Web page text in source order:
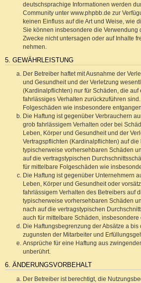
deutschsprachige Informationen werden
Community unter www.phpbb.de zur
keinen Einfluss auf die Art und Weise, wie
Sie können insbesondere die Verwendung
Zwecke nicht untersagen oder auf Inhalte
nehmen.
5. GEWÄHRLEISTUNG
Der Betreiber haftet mit Ausnahme der
und Gesundheit und der Verletzung
(Kardinalpflichten) nur für Schäden, die
fahrlässiges Verhalten zurückzuführen
Folgeschäden wie insbesondere
Die Haftung ist gegenüber Verbrauchern
grob fahrlässigem Verhalten oder bei
Leben, Körper und Gesundheit und der
Vertragspflichten (Kardinalpflichten) auf die
typischerweise vorhersehbaren Schäden
auf die vertragstypischen
für mittelbare Folgeschäden wie
Die Haftung ist gegenüber Unternehmern
Leben, Körper und Gesundheit oder
fahrlässigem Verhalten des Betreibers auf
typischerweise vorhersehbaren Schäden
nach auf die vertragstypischen
auch für mittelbare Schäden,
Die Haftungsbegrenzung der Absätze a
zugunsten der Mitarbeiter und
Ansprüche für eine Haftung aus
unberührt.
6. ÄNDERUNGSVORBEHALT
Der Betreiber ist berechtigt, die